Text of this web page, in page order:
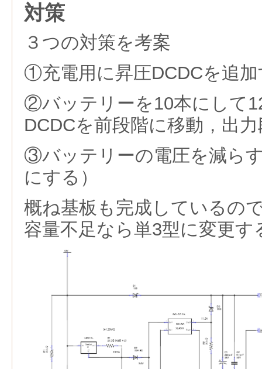
対策
３つの対策を考案
①充電用に昇圧DCDCを追
②バッテリーを10本にして
DCDCを前段階に移動，出
③バッテリーの電圧を減ら
にする）
概ね基板も完成しているの
容量不足なら単3型に変更す